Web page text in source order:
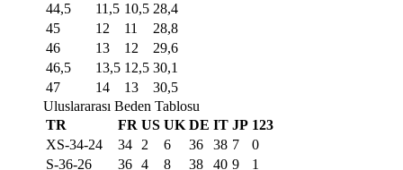
44,5
11,5 10,5 28,4
45
12 11
28,8
46
13 12
29,6
46,5
13,5 12,5 30,1
47
14 13
30,5
Uluslararası Beden Tablosu
TR
FR US UK DE IT JP 123
XS-34-24
34 2 6 36 38 7
0
S-36-26
36 4 8 38 40 9
1